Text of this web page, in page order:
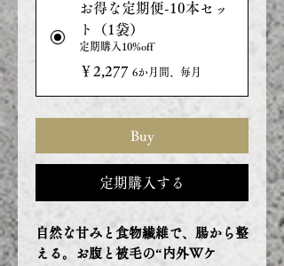
お得な定期便-10本セッ
ト（1袋）
定期購入10%off
￥2,277 6か月間、毎月
Buy
定期購入する
自然な甘みと食物繊維で、腸から整
える。お腹と被毛の“内外Wケ